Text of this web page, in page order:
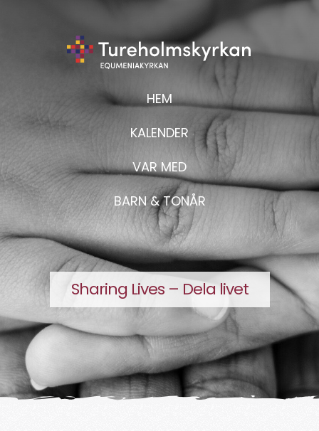
HEM
KALENDER
VAR MED
BARN & TONÅR
Sharing Lives – Dela livet